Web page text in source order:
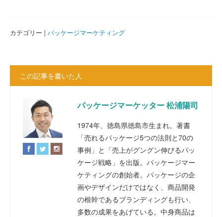
カテゴリー | パッケージマーケティング
この記事を書いた人
パッケージマーケッター 松浦陽司
1974年、徳島県徳島市生まれ。著書
「売れるパッケージ5つの法則と70の
事例」と「売上がグングン伸びるパッ
ケージ戦略」を出版。パッケージマー
ケティングの創始者。パッケージの企
画やデザインだけではなく、商品開発
の根幹であるブランディングも行い、
多数の成果をあげている。中身商品は